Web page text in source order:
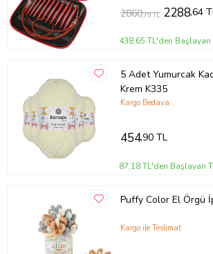
2860,79 TL 2288,64
438,65 TL'den
5 Adet Yumurcak
Krem K335
Kargo Bedava
454,90 TL
87,18 TL'den Başlayan
Puffy Color El Örgü
Kargo ile Teslimat